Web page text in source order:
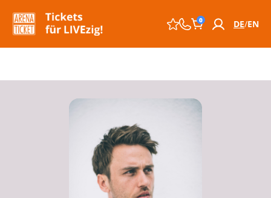
0 DE EN